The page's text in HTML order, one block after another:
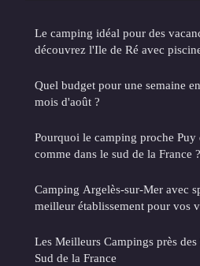
Le camping idéal pour des
découvrez l'Ile de Ré avec
Quel budget pour une semaine
mois d'août ?
Pourquoi le camping proche
comme dans le sud de la France ?
Camping Argelès-sur-Mer avec
meilleur établissement pour vos
Les Meilleurs Campings près
Sud de la France